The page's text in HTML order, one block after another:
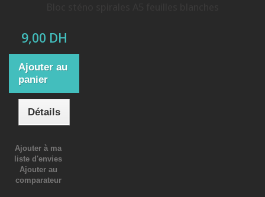
9,00 DH
Ajouter au
panier
Détails
Ajouter à ma
liste d'envies
Ajouter au
comparateur